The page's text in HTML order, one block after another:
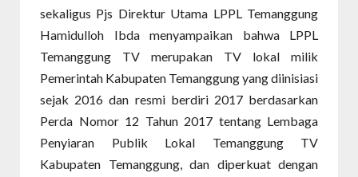
sekaligus Pjs Direktur Utama LPPL Temanggung
Hamidulloh Ibda menyampaikan bahwa LPPL
Temanggung TV merupakan TV lokal milik
Pemerintah Kabupaten Temanggung yang diinisiasi
sejak 2016 dan resmi berdiri 2017 berdasarkan
Perda Nomor 12 Tahun 2017 tentang Lembaga
Penyiaran Publik Lokal Temanggung TV
Kabupaten Temanggung, dan diperkuat dengan